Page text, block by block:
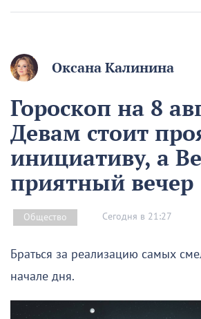
Оксана Калинина
Гороскоп на 8
Девам стоит
инициативу, а
приятный вечер
Общество Сегодня в 21:27
Браться за реализацию самых
начале дня.